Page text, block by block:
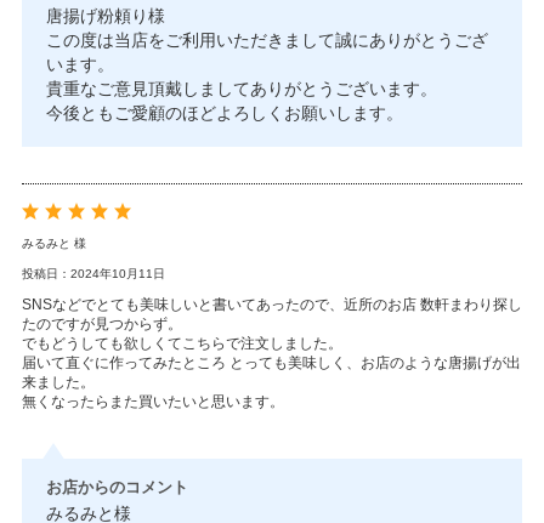
唐揚げ粉頼り様
この度は当店をご利用いただきまして誠にありがとうござ
います。
貴重なご意見頂戴しましてありがとうございます。
今後ともご愛顧のほどよろしくお願いします。
みるみと 様
投稿日：2024年10月11日
SNSなどでとても美味しいと書いてあったので、近所のお店 数軒まわり探し
たのですが見つからず。
でもどうしても欲しくてこちらで注文しました。
届いて直ぐに作ってみたところ とっても美味しく、お店のような唐揚げが出
来ました。
無くなったらまた買いたいと思います。
お店からのコメント
みるみと様